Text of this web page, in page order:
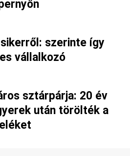
szerinte így
vállalkozó
sztárpárja: 20 év
után törölték a